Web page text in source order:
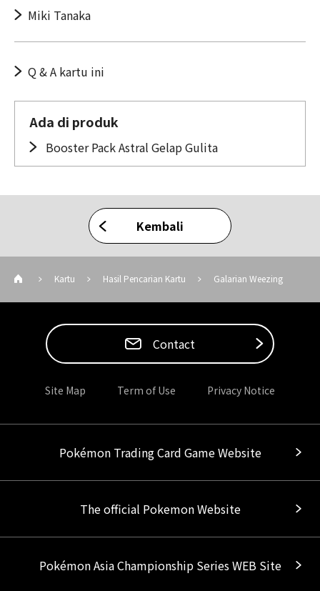
Miki Tanaka
Q & A kartu ini
Ada di produk
Booster Pack Astral Gelap Gulita
Kembali
Kartu Hasil Pencarian Kartu Galarian Weezing
Contact
Site Map Term of Use Privacy Notice
Pokémon Trading Card Game Website
The official Pokemon Website
Pokémon Asia Championship Series WEB Site